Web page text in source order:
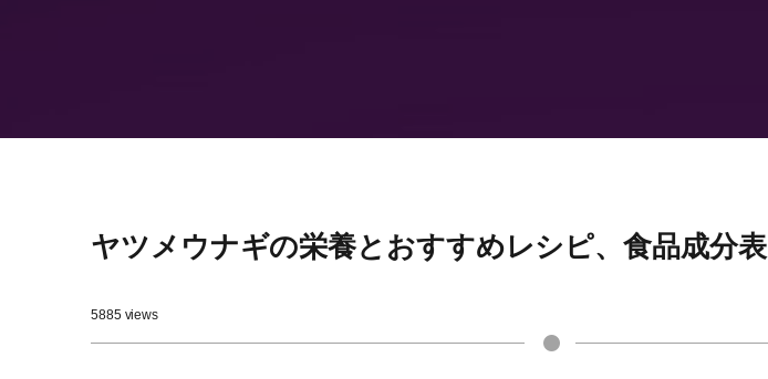
ヤツメウナギの栄養とおすすめレシピ、食品成分表
5885 views